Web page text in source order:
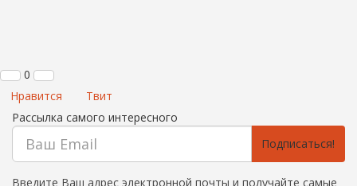
0
Нравится
Твит
Рассылка самого интересного
Подписаться!
Введите Ваш адрес электронной почты и получайте самые